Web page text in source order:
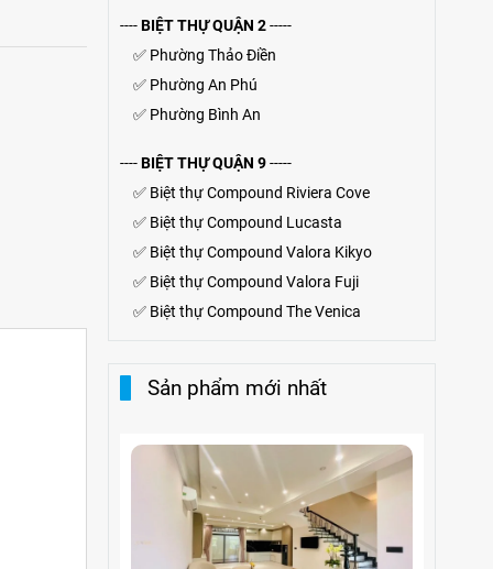
----BIỆT THỰ QUẬN 2-----
✅ Phường Thảo Điền
✅ Phường An Phú
✅ Phường Bình An
----BIỆT THỰ QUẬN 9-----
✅ Biệt thự Compound Riviera Cove
✅ Biệt thựCompound Lucasta
✅ Biệt thựCompound Valora Kikyo
✅ Biệt thự Compound Valora Fuji
✅ Biệt thự Compound The Venica
Sản phẩm mới nhất